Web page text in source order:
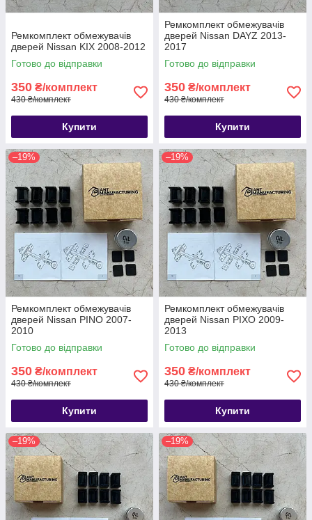
Ремкомплект обмежувачів
дверей Nissan KIX 2008-2012
Готово до відправки
350 ₴/комплект
430 ₴/комплект
Купити
Ремкомплект обмежувачів
дверей Nissan DAYZ 2013-
2017
Готово до відправки
350 ₴/комплект
430 ₴/комплект
Купити
–19%
Ремкомплект обмежувачів
дверей Nissan PINO 2007-
2010
Готово до відправки
350 ₴/комплект
430 ₴/комплект
Купити
–19%
Ремкомплект обмежувачів
дверей Nissan PIXO 2009-
2013
Готово до відправки
350 ₴/комплект
430 ₴/комплект
Купити
–19% –19%